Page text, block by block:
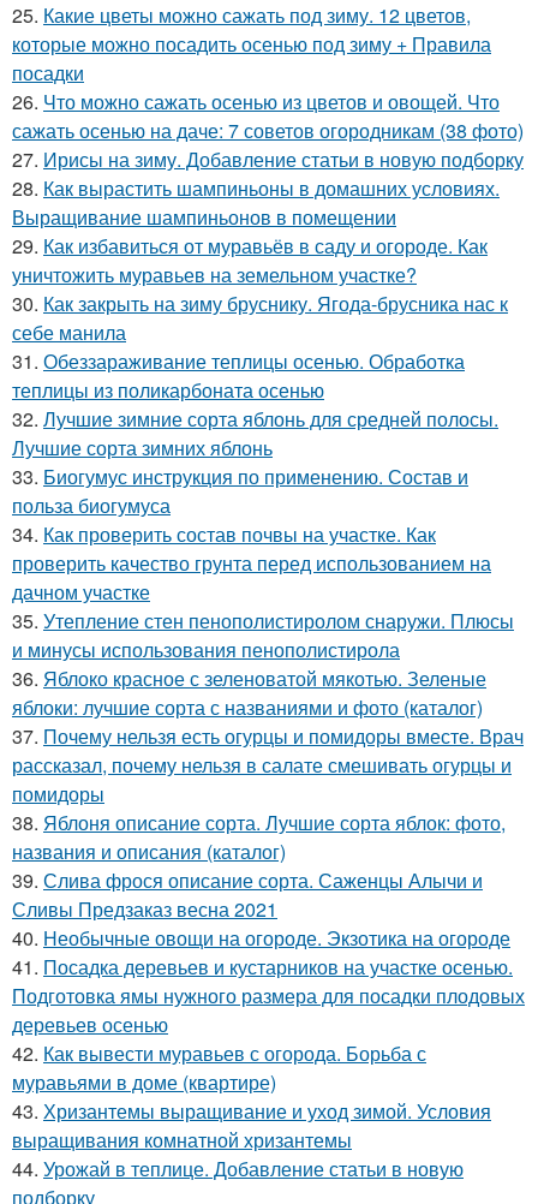
25. Какие цветы можно сажать под зиму. 12 цветов,
которые можно посадить осенью под зиму + Правила
посадки
26. Что можно сажать осенью из цветов и овощей. Что
сажать осенью на даче: 7 советов огородникам (38 фото)
27. Ирисы на зиму. Добавление статьи в новую подборку
28. Как вырастить шампиньоны в домашних условиях.
Выращивание шампиньонов в помещении
29. Как избавиться от муравьёв в саду и огороде. Как
уничтожить муравьев на земельном участке?
30. Как закрыть на зиму бруснику. Ягода-брусника нас к
себе манила
31. Обеззараживание теплицы осенью. Обработка
теплицы из поликарбоната осенью
32. Лучшие зимние сорта яблонь для средней полосы.
Лучшие сорта зимних яблонь
33. Биогумус инструкция по применению. Состав и
польза биогумуса
34. Как проверить состав почвы на участке. Как
проверить качество грунта перед использованием на
дачном участке
35. Утепление стен пенополистиролом снаружи. Плюсы
и минусы использования пенополистирола
36. Яблоко красное с зеленоватой мякотью. Зеленые
яблоки: лучшие сорта с названиями и фото (каталог)
37. Почему нельзя есть огурцы и помидоры вместе. Врач
рассказал, почему нельзя в салате смешивать огурцы и
помидоры
38. Яблоня описание сорта. Лучшие сорта яблок: фото,
названия и описания (каталог)
39. Слива фрося описание сорта. Саженцы Алычи и
Сливы Предзаказ весна 2021
40. Необычные овощи на огороде. Экзотика на огороде
41. Посадка деревьев и кустарников на участке осенью.
Подготовка ямы нужного размера для посадки плодовых
деревьев осенью
42. Как вывести муравьев с огорода. Борьба с
муравьями в доме (квартире)
43. Хризантемы выращивание и уход зимой. Условия
выращивания комнатной хризантемы
44. Урожай в теплице. Добавление статьи в новую
подборку